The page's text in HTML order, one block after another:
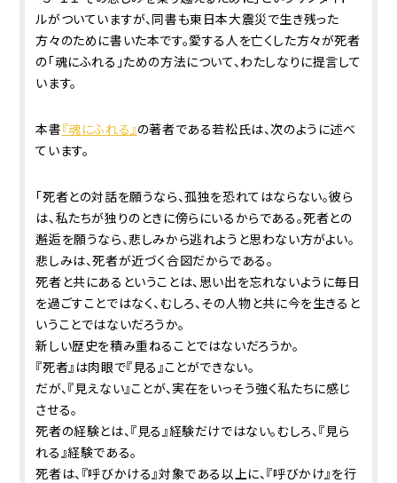
ルがついていますが、同書も東日本大震災で生き残った
方々のために書いた本です。愛する人を亡くした方々が死者
の「魂にふれる」ための方法について、わたしなりに提言して
います。
本書『魂にふれる』の著者である若松氏は、次のように述べ
ています。
「死者との対話を願うなら、孤独を恐れてはならない。彼ら
は、私たちが独りのときに傍らにいるからである。死者との
邂逅を願うなら、悲しみから逃れようと思わない方がよい。
悲しみは、死者が近づく合図だからである。
死者と共にあるということは、思い出を忘れないように毎日
を過ごすことではなく、むしろ、その人物と共に今を生きると
いうことではないだろうか。
新しい歴史を積み重ねることではないだろうか。
『死者』は肉眼で『見る』ことができない。
だが、『見えない』ことが、実在をいっそう強く私たちに感じ
させる。
死者の経験とは、『見る』経験だけではない。むしろ、『見ら
れる』経験である。
死者は、『呼びかける』対象である以上に、『呼びかけ』を行